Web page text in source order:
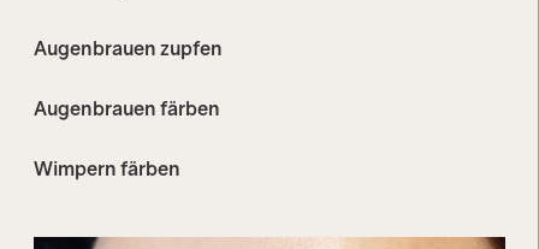
Augenbrauen zupfen
Augenbrauen färben
Wimpern färben